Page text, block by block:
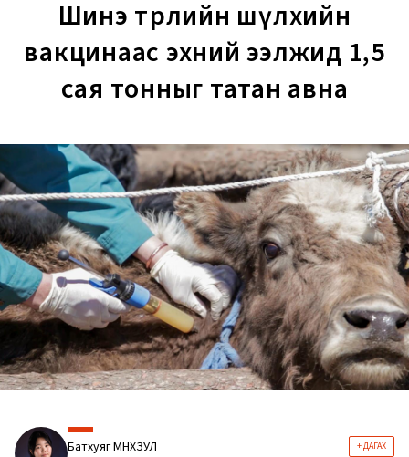
Шинэ төрлийн шүлхийн
вакцинаас эхний ээлжид 1,5
сая тонныг татан авна
Батхуяг МӨНХЗУЛ + ДАГАХ